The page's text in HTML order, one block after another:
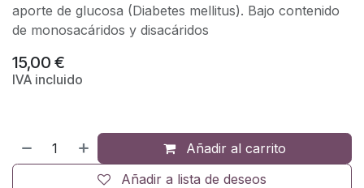
aporte de glucosa (Diabetes mellitus). Bajo contenido
de monosacáridos y disacáridos
15,00 €
IVA incluido
Añadir al carrito
Añadir a lista de deseos